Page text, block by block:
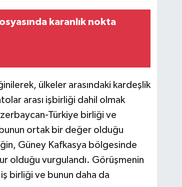
karanlık nokta
ülkeler arasındaki kardeşlik
arası işbirliği dahil olmak
Türkiye birliği ve
ortak bir değer olduğu
Güney Kafkasya bölgesinde
olduğu vurgulandı. Görüşmenin
birliği ve bunun daha da